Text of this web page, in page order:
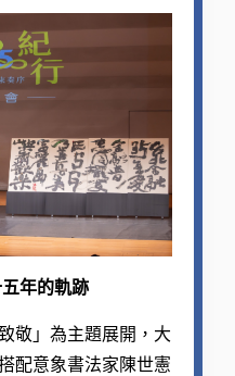
年的軌跡
敬」為主題展開，大
配意象書法家陳世憲